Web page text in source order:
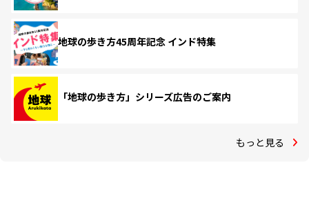
地球の歩き方45周年記念 インド特集
「地球の歩き方」シリーズ広告のご案内
もっと見る